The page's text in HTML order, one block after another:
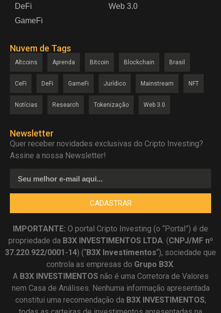
DeFi
GameFi
Web 3.0
Nuvem de Tags
Altcoins Aprenda Bitcoin Blockchain Brasil
CeFi DeFi GameFi Jurídico Mainstream NFT
Notícias Research Tokenização Web 3.0
Newsletter
Quer receber novidades exclusivas do Cripto Investing?
Assine a nossa Newsletter!
CADASTRAR
IMPORTANTE: O portal Cripto Investing (o “Portal”) é de
propriedade da B3X INVESTIMENTOS LTDA. (CNPJ/MF nº
37.220.922/0001-14) (“B3X Investimentos“), sociedade que
controla as empresas do Grupo B3X.
A B3X INVESTIMENTOS não é uma Corretora de Valores
nem Casa de Análises. Nenhuma informação apresentada
constitui uma recomendação da B3X INVESTIMENTOS,